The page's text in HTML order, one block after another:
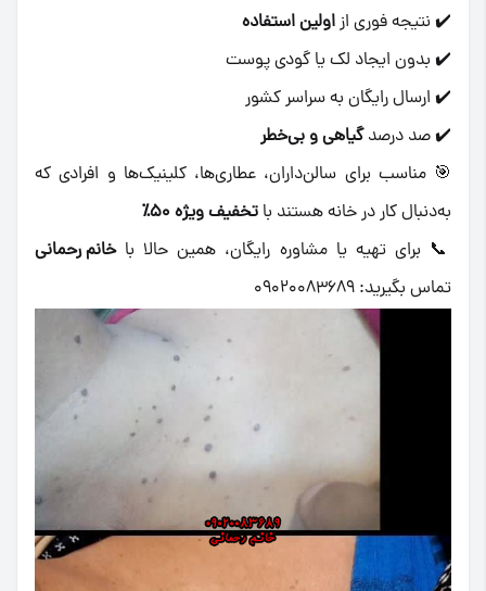
✔️ نتیجه فوری ازاولین استفاده
✔️ بدون ایجاد لک یا گودی پوست
✔️ ارسال رایگان به سراسر کشور
✔️ صد درصدگیاهی و بی‌خطر
🎯 مناسب برای سالن‌داران، عطاری‌ها، کلینیک‌ها و افرادی که
به‌دنبال کار در خانه هستند با تخفیف ویژه ۵۰٪
📞 برای تهیه یا مشاوره رایگان، همین حالا باخانم رحمانی
تماس بگیرید: ۰۹۰۲۰۰۸۳۶۸۹